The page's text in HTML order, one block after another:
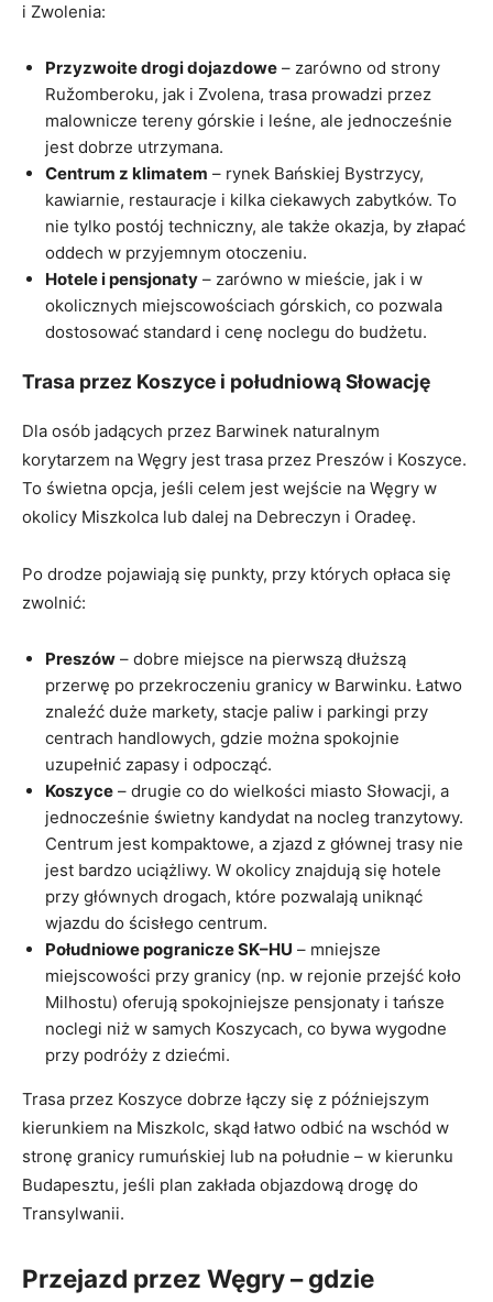
i Zwolenia:
Przyzwoite drogi dojazdowe – zarówno od strony
Ružomberoku, jak i Zvolena, trasa prowadzi przez
malownicze tereny górskie i leśne, ale jednocześnie
jest dobrze utrzymana.
Centrum z klimatem – rynek Bańskiej Bystrzycy,
kawiarnie, restauracje i kilka ciekawych zabytków. To
nie tylko postój techniczny, ale także okazja, by złapać
oddech w przyjemnym otoczeniu.
Hotele i pensjonaty – zarówno w mieście, jak i w
okolicznych miejscowościach górskich, co pozwala
dostosować standard i cenę noclegu do budżetu.
Trasa przez Koszyce i południową Słowację
Dla osób jadących przez Barwinek naturalnym
korytarzem na Węgry jest trasa przez Preszów i Koszyce.
To świetna opcja, jeśli celem jest wejście na Węgry w
okolicy Miszkolca lub dalej na Debreczyn i Oradeę.
Po drodze pojawiają się punkty, przy których opłaca się
zwolnić:
Preszów – dobre miejsce na pierwszą dłuższą
przerwę po przekroczeniu granicy w Barwinku. Łatwo
znaleźć duże markety, stacje paliw i parkingi przy
centrach handlowych, gdzie można spokojnie
uzupełnić zapasy i odpocząć.
Koszyce – drugie co do wielkości miasto Słowacji, a
jednocześnie świetny kandydat na nocleg tranzytowy.
Centrum jest kompaktowe, a zjazd z głównej trasy nie
jest bardzo uciążliwy. W okolicy znajdują się hotele
przy głównych drogach, które pozwalają uniknąć
wjazdu do ścisłego centrum.
Południowe pogranicze SK–HU – mniejsze
miejscowości przy granicy (np. w rejonie przejść koło
Milhostu) oferują spokojniejsze pensjonaty i tańsze
noclegi niż w samych Koszycach, co bywa wygodne
przy podróży z dziećmi.
Trasa przez Koszyce dobrze łączy się z późniejszym
kierunkiem na Miszkolc, skąd łatwo odbić na wschód w
stronę granicy rumuńskiej lub na południe – w kierunku
Budapesztu, jeśli plan zakłada objazdową drogę do
Transylwanii.
Przejazd przez Węgry – gdzie